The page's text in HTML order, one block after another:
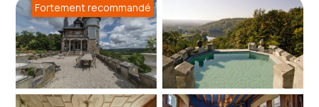
Fortement recommandé